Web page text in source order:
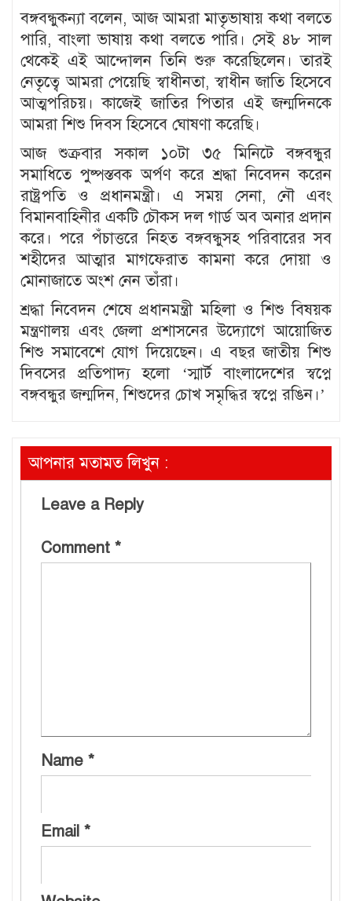
বঙ্গবন্ধুকন্যা বলেন, আজ আমরা মাতৃভাষায় কথা বলতে
পারি, বাংলা ভাষায় কথা বলতে পারি। সেই ৪৮ সাল
থেকেই এই আন্দোলন তিনি শুরু করেছিলেন। তারই
নেতৃত্বে আমরা পেয়েছি স্বাধীনতা, স্বাধীন জাতি হিসেবে
আত্মপরিচয়। কাজেই জাতির পিতার এই জন্মদিনকে
আমরা শিশু দিবস হিসেবে ঘোষণা করেছি।
আজ শুক্রবার সকাল ১০টা ৩৫ মিনিটে বঙ্গবন্ধুর
সমাধিতে পুষ্পস্তবক অর্পণ করে শ্রদ্ধা নিবেদন করেন
রাষ্ট্রপতি ও প্রধানমন্ত্রী। এ সময় সেনা, নৌ এবং
বিমানবাহিনীর একটি চৌকস দল গার্ড অব অনার প্রদান
করে। পরে পঁচাত্তরে নিহত বঙ্গবন্ধুসহ পরিবারের সব
শহীদের আত্মার মাগফেরাত কামনা করে দোয়া ও
মোনাজাতে অংশ নেন তাঁরা।
শ্রদ্ধা নিবেদন শেষে প্রধানমন্ত্রী মহিলা ও শিশু বিষয়ক
মন্ত্রণালয় এবং জেলা প্রশাসনের উদ্যোগে আয়োজিত
শিশু সমাবেশে যোগ দিয়েছেন। এ বছর জাতীয় শিশু
দিবসের প্রতিপাদ্য হলো ‘স্মার্ট বাংলাদেশের স্বপ্নে
বঙ্গবন্ধুর জন্মদিন, শিশুদের চোখ সমৃদ্ধির স্বপ্নে রঙিন।’
আপনার মতামত লিখুন :
Leave a Reply
Comment *
Name *
Email *